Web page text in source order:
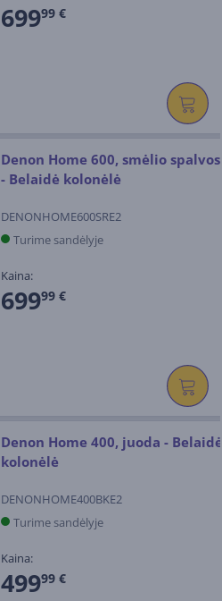
69999 €
Denon Home 600, smėlio spalvos
- Belaidė kolonėlė
DENONHOME600SRE2
Turime sandėlyje
Kaina:
69999 €
Denon Home 400, juoda - Belaidė
kolonėlė
DENONHOME400BKE2
Turime sandėlyje
Kaina:
49999 €